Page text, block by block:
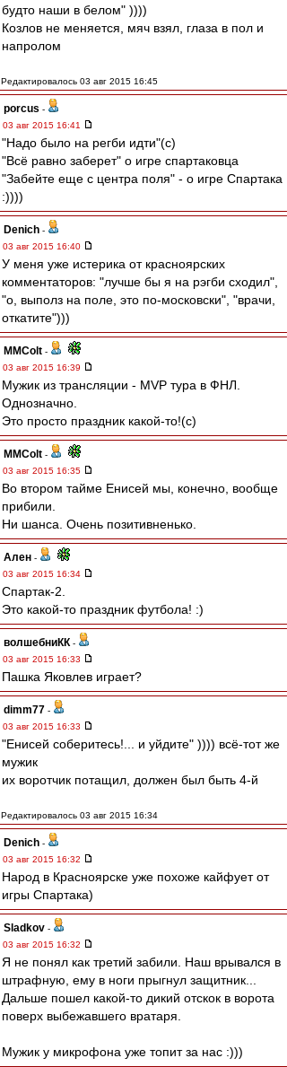
будто наши в белом" ))))
Козлов не меняется, мяч взял, глаза в пол и
напролом
Редактировалось 03 авг 2015 16:45
porcus -
03 авг 2015 16:41
"Надо было на регби идти"(с)
"Всё равно заберет" о игре спартаковца
"Забейте еще с центра поля" - о игре Спартака
:))))
Denich -
03 авг 2015 16:40
У меня уже истерика от красноярских
комментаторов: "лучше бы я на рэгби сходил",
"о, выполз на поле, это по-московски", "врачи,
откатите")))
MMColt -
03 авг 2015 16:39
Мужик из трансляции - MVP тура в ФНЛ.
Однозначно.
Это просто праздник какой-то!(с)
MMColt -
03 авг 2015 16:35
Во втором тайме Енисей мы, конечно, вообще
прибили.
Ни шанса. Очень позитивненько.
Ален -
03 авг 2015 16:34
Спартак-2.
Это какой-то праздник футбола! :)
волшебниКК -
03 авг 2015 16:33
Пашка Яковлев играет?
dimm77 -
03 авг 2015 16:33
"Енисей соберитесь!... и уйдите" )))) всё-тот же
мужик
их воротчик потащил, должен был быть 4-й
Редактировалось 03 авг 2015 16:34
Denich -
03 авг 2015 16:32
Народ в Красноярске уже похоже кайфует от
игры Спартака)
Sladkov -
03 авг 2015 16:32
Я не понял как третий забили. Наш врывался в
штрафную, ему в ноги прыгнул защитник...
Дальше пошел какой-то дикий отскок в ворота
поверх выбежавшего вратаря.
Мужик у микрофона уже топит за нас :)))